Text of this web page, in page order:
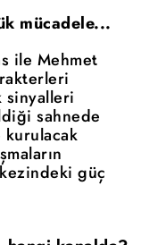
mücadele...
ile Mehmet
sinyalleri
sahnede
güç